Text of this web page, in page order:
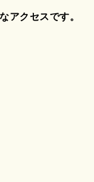
アクセスです。